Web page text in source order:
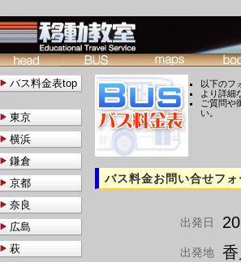
以下のフ
より詳細
ご質問や
い。
バス料金お問い合せフォ
出発日
出発地
バス料金表top
東京
横浜
鎌倉
京都
奈良
広島
萩